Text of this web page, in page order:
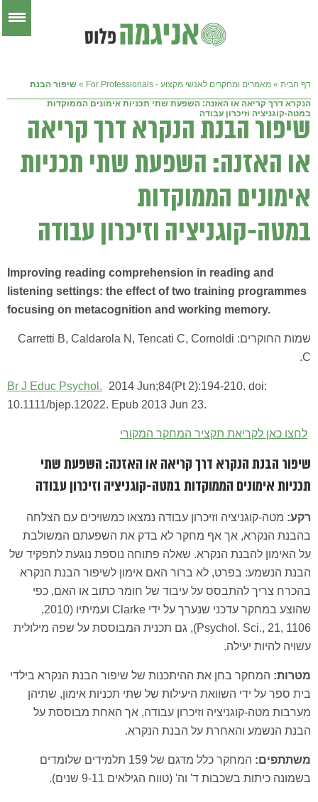
דף הבית » מאמרים ומחקרים לאנשי מקצוע - For Professionals » שיפור הבנת
הנקרא דרך קריאה או האזנה: השפעת שתי תכניות אימונים הממוקדות
במטה-קוגניציה וזיכרון עבודה
שיפור הבנת הנקרא דרך קריאה
או האזנה: השפעת שתי תכניות
אימונים הממוקדות
במטה-קוגניציה וזיכרון עבודה
Improving reading comprehension in reading and
listening settings: the effect of two training programmes
focusing on metacognition and working memory.
שמות החוקרים: Carretti B, Caldarola N, Tencati C, Cornoldi
C.
Br J Educ Psychol.
2014 Jun;84(Pt 2):194-210. doi:
10.1111/bjep.12022. Epub 2013 Jun 23.
לחצו כאן לקריאת תקציר המחקר המקורי
שיפור הבנת הנקרא דרך קריאה או האזנה: השפעת שתי
תכניות אימונים הממוקדות במטה-קוגניציה וזיכרון עבודה
רקע: מטה-קוגניציה וזיכרון עבודה נמצאו כמשויכים עם הצלחה
בהבנת הנקרא, אך אף מחקר לא בדק את השפעתם המשולבת
על האימון להבנת הנקרא. שאלה פתוחה נוספת נוגעת לתפקיד של
הבנת הנשמע: בפרט, לא ברור האם אימון לשיפור הבנת הנקרא
בהכרח צריך להתבסס על עיבוד של חומר כתוב או האם, כפי
שהוצע במחקר עדכני שנערך על ידי Clarke ועמיתיו (2010,
Psychol. Sci., 21, 1106), גם תכנית המבוססת על שפה מילולית
עשויה להיות יעילה.
מטרות: המחקר בחן את ההיתכנות של שיפור הבנת הנקרא בילדי
בית ספר על ידי השוואת היעילות של שתי תכניות אימון, שתיהן
מערבות מטה-קוגניציה וזיכרון עבודה, אך האחת מבוססת על
הבנת הנשמע והאחרת על הבנת הנקרא.
משתתפים:
המחקר כלל מדגם של 159 תלמידים שלומדים
בשמונה כיתות בשכבות ד' וה' (טווח הגילאים 9-11 שנים).